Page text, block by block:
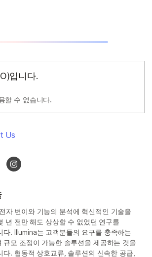
입니다.
할 수 없습니다.
자 변이와 기능의 분석에 혁신적인 기술을
년 전만 해도 상상할 수 없었던 연구를
다. Illumina는 고객분들의 요구를 충족하는
규모 조정이 가능한 솔루션을 제공하는 것을
다. 협동적 상호교류, 솔루션의 신속한 공급,
Us